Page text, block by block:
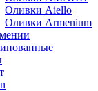
Оливки Aiello
Оливки Armenium